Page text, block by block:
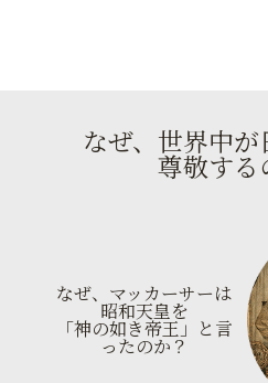
なぜ、世界中
尊敬する
なぜ、マッカーサーは
昭和天皇を
「神の如き帝王」と言
ったのか？